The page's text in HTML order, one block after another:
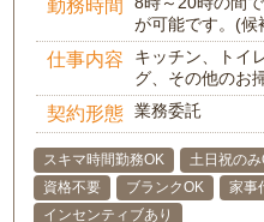
勤務時間
が可能です。(候
仕事内容
キッチン、トイ
グ、その他のお
契約形態 業務委託
スキマ時間勤務OK 土日祝の
資格不要
ブランクOK
家事
インセンティブあり